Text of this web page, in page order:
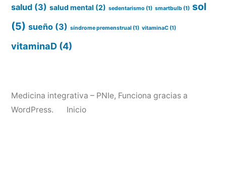
salud (3) salud mental (2) sedentarismo (1) smartbulb (1) sol
(5) sueño (3) síndrome premenstrual (1) vitaminaC (1)
vitaminaD (4)
Medicina integrativa – PNIe, Funciona gracias a
WordPress.
Inicio